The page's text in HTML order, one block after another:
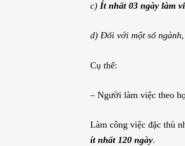
c) Ít nhất 03 ngày làm
d) Đối với một số
Cụ thể:
– Người làm việc theo
Làm công việc đặc thù
ít nhất 120 ngày.